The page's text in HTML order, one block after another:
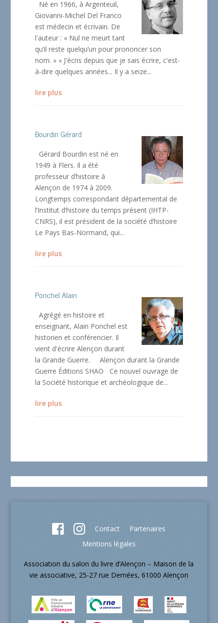
Né en 1966, à Argenteuil,
Giovanni-Michel Del Franco
est médecin et écrivain. De
l'auteur : « Nul ne meurt tant
qu’il reste quelqu’un pour prononcer son
nom. » « J'écris depuis que je sais écrire, c'est-
à-dire quelques années... Il y a seize...
lire plus
Bourdin Gérard
Gérard Bourdin est né en
1949 à Flers. Il a été
professeur d’histoire à
Alençon de 1974 à 2009.
Longtemps correspondant départemental de
l’Institut d’histoire du temps présent (IHTP-
CNRS), il est président de la société d’histoire
Le Pays Bas-Normand, qui...
lire plus
Ponchel Alain
Agrégé en histoire et
enseignant, Alain Ponchel est
historien et conférencier. Il
vient d'écrire Alençon durant
la Grande Guerre. Alençon durant la Grande
Guerre Éditions SHAO Ce nouvel ouvrage de
la Société historique et archéologique de...
lire plus
Contact
Partenaires
Mentions légales
Association du salon du livre d’Alençon – Maison de la
vie associative, 25-27 rue Demées, 61000 Alençon